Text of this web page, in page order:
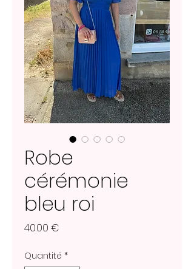
Robe
cérémonie
bleu roi
40.00 €
Quantité *